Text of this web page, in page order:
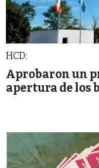
HCD:
Aprobaron un
apertura de los